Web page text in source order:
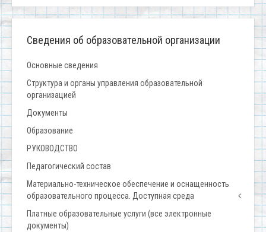
Сведения об образовательной организации
Основные сведения
Структура и органы управления образовательной
организацией
Документы
Образование
РУКОВОДСТВО
Педагогический состав
Материально-техническое обеспечение и оснащенность
образовательного процесса. Доступная среда
Платные образовательные услуги (все электронные
документы)